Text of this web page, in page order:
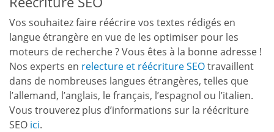
Vos souhaitez faire réécrire vos textes rédigés en
langue étrangère en vue de les optimiser pour les
moteurs de recherche ? Vous êtes à la bonne adresse !
Nos experts en relecture et réécriture SEOtravaillent
dans de nombreuses langues étrangères, telles que
l’allemand, l’anglais, le français, l’espagnol ou l’italien.
Vous trouverez plus d’informations sur la réécriture
SEO ici.